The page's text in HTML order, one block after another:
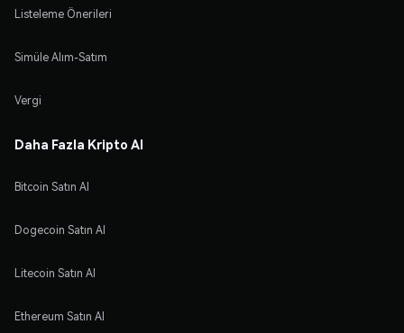
Listeleme Önerileri
Simüle Alım-Satım
Vergi
Daha Fazla Kripto Al
Bitcoin Satın Al
Dogecoin Satın Al
Litecoin Satın Al
Ethereum Satın Al